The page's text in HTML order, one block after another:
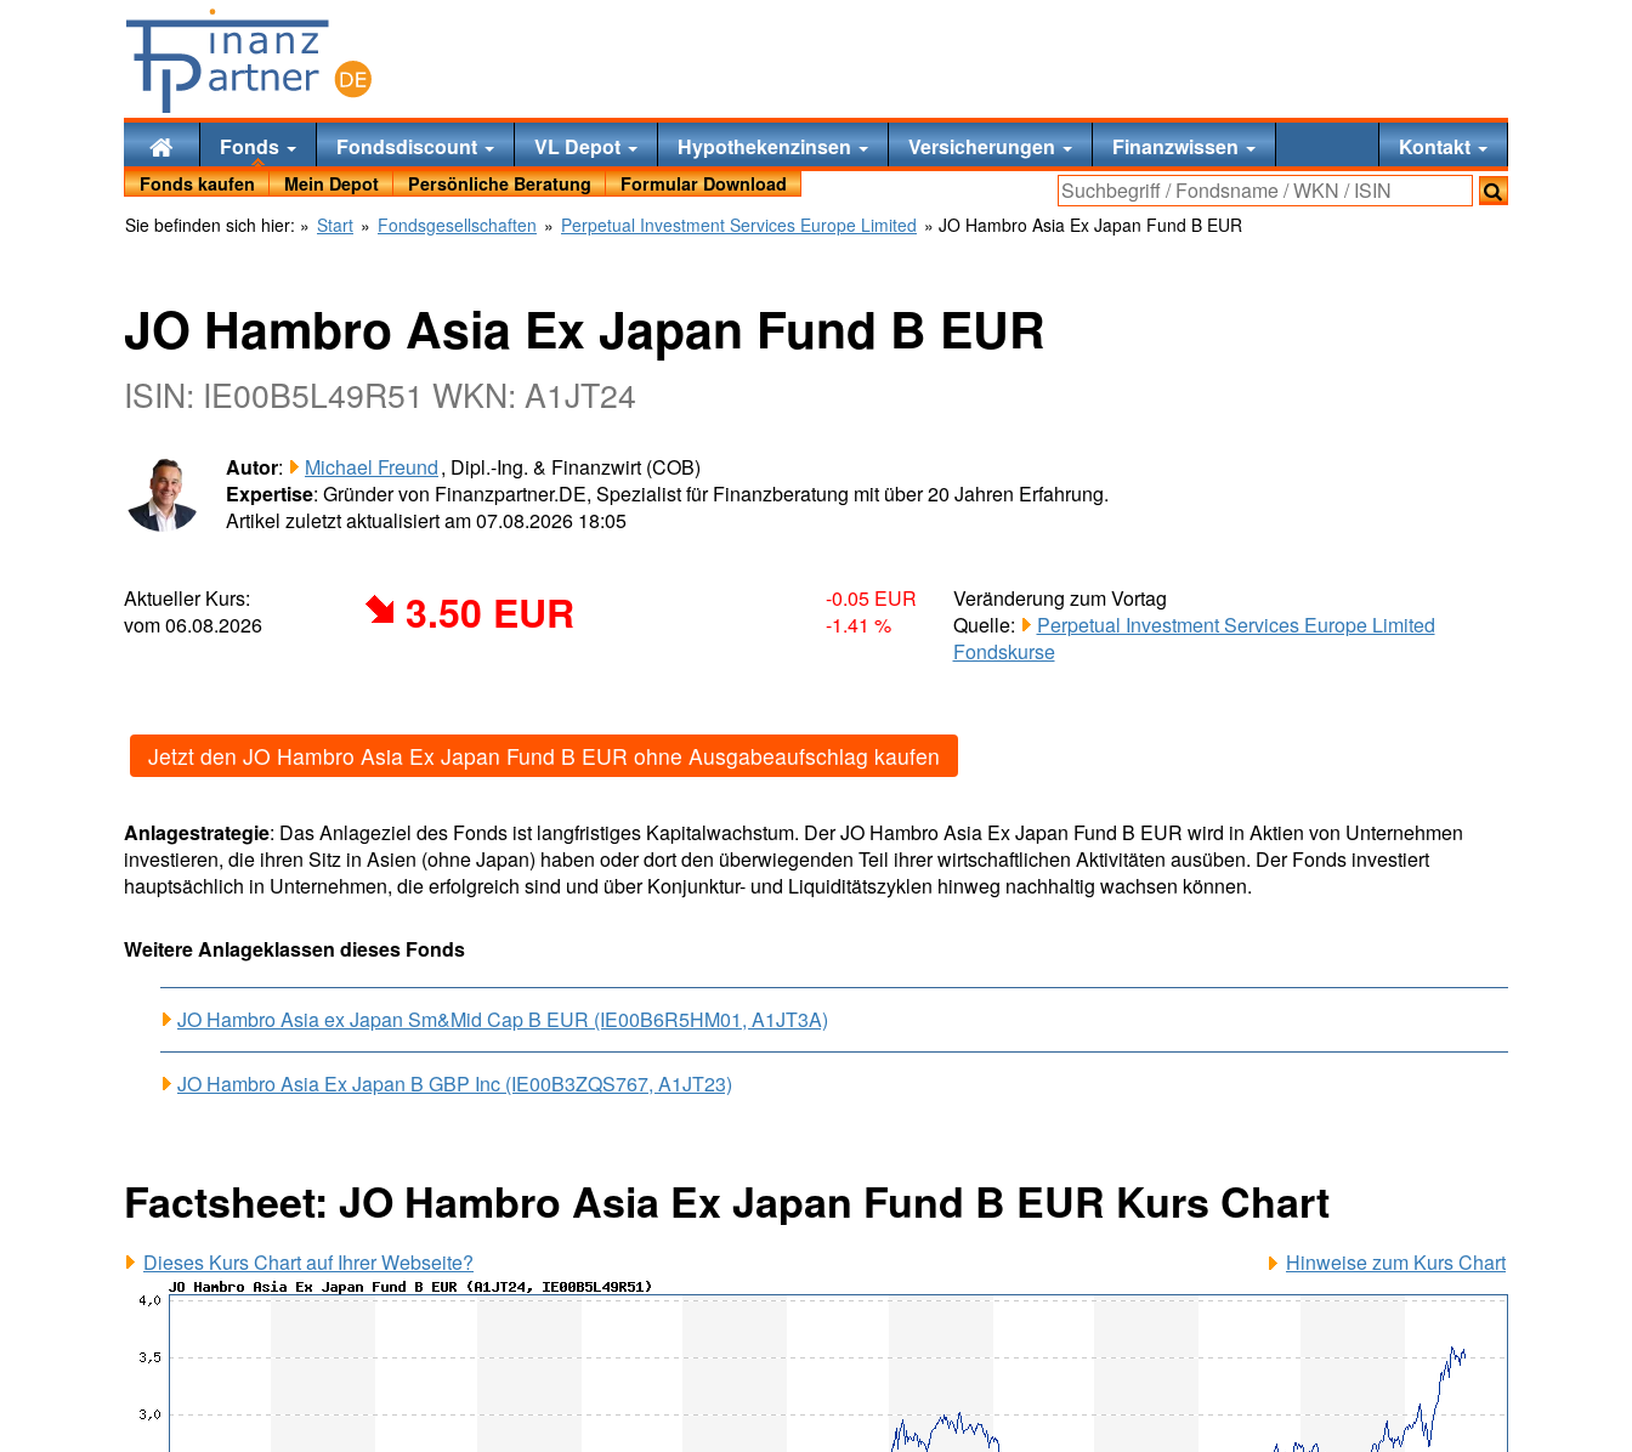
Fonds Fondsdiscount VL Depot Hypothekenzinsen Versicherungen Finanzwissen Kontakt
Fonds kaufen Mein Depot Persönliche Beratung
Formular Download
Sie befinden sich hier: » Start » Fondsgesellschaften » Perpetual Investment Services Europe Limited » JO Hambro Asia Ex Japan Fund B EUR
JO Hambro Asia Ex Japan Fund B EUR
ISIN: IE00B5L49R51 WKN: A1JT24
Autor: Michael Freund, Dipl.-Ing. & Finanzwirt (COB)
Expertise: Gründer von Finanzpartner.DE, Spezialist für Finanzberatung mit über 20 Jahren Erfahrung.
Artikel zuletzt aktualisiert am 07.08.2026 18:05
Aktueller Kurs:
vom 06.08.2026
3.50 EUR
-0.05 EUR
-1.41 %
Veränderung zum Vortag
Quelle:
Perpetual Investment Services Europe Limited
Fondskurse
Jetzt den JO Hambro Asia Ex Japan Fund B EUR ohne Ausgabeaufschlag kaufen
Anlagestrategie: Das Anlageziel des Fonds ist langfristiges Kapitalwachstum. Der JO Hambro Asia Ex Japan Fund B EUR wird in Aktien von Unternehmen
investieren, die ihren Sitz in Asien (ohne Japan) haben oder dort den überwiegenden Teil ihrer wirtschaftlichen Aktivitäten ausüben. Der Fonds investiert
hauptsächlich in Unternehmen, die erfolgreich sind und über Konjunktur- und Liquiditätszyklen hinweg nachhaltig wachsen können.
Weitere Anlageklassen dieses Fonds
JO Hambro Asia ex Japan Sm&Mid Cap B EUR (IE00B6R5HM01, A1JT3A)
JO Hambro Asia Ex Japan B GBP Inc (IE00B3ZQS767, A1JT23)
Factsheet: JO Hambro Asia Ex Japan Fund B EUR Kurs Chart
Dieses Kurs Chart auf Ihrer Webseite? Hinweise zum Kurs Chart